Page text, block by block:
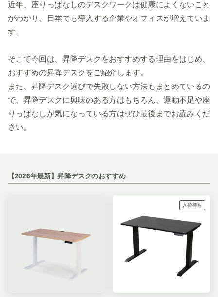
近年、座りっぱなしのデスクワークは健康によくないこと
がわかり、日本でも導入する企業やオフィスが増えていま
す。
そこで今回は、昇降デスクをおすすめする理由をはじめ、
おすすめの昇降デスクをご紹介します。
また、昇降デスク選びで失敗しない方法もまとめているの
で、昇降デスクに興味のある方はもちろん、運動不足や座
りっぱなしが気になっている方はぜひ最後までお読みくだ
さい。
【2026年最新】昇降デスクのおすすめ
入荷待ち